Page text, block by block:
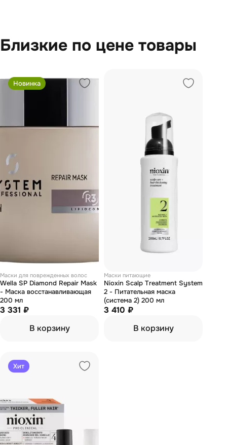
Близкие по цене товары
Новинка
Маски для поврежденных волос
Wella SP Diamond Repair Mask
- Маска восстанавливающая
200 мл
3 331 ₽
В корзину
Маски питающие
Nioxin Scalp Treatment System
2 - Питательная маска
(cистема 2) 200 мл
3 410 ₽
В корзину
Хит